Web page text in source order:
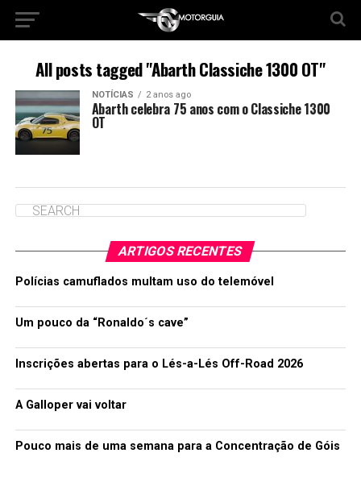
All posts tagged "Abarth Classiche 1300 OT"
NOTÍCIAS 2 anos ago
Abarth celebra 75 anos com o Classiche 1300
OT
ARTIGOS RECENTES
Polícias camuflados multam uso do telemóvel
Um pouco da “Ronaldo´s cave”
Inscrições abertas para o Lés-a-Lés Off-Road 2026
A Galloper vai voltar
Pouco mais de uma semana para a Concentração de Góis